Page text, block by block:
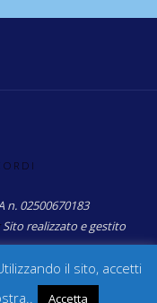
n. 02500670183
Sito realizzato e gestito
il sito, accetti
Accetta